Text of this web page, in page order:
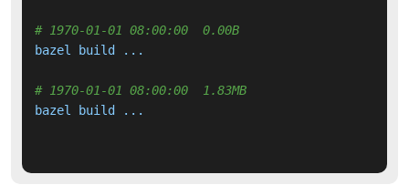
# 1970-01-01 08:00:00  0.00B
bazel build ...
# 1970-01-01 08:00:00  1.83MB
bazel build ...